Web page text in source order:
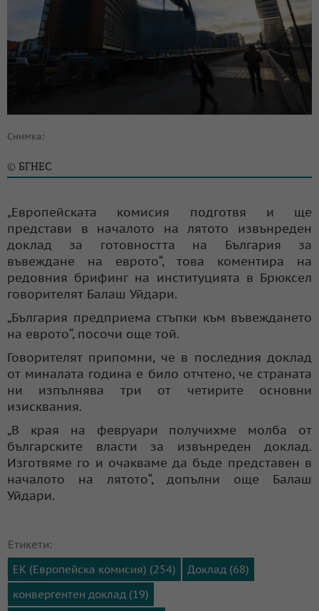
Снимка:
© БГНЕС
„Европейската комисия подготвя и ще
представи в началото на лятото извънреден
доклад за готовността на България за
въвеждане на еврото“, това коментира на
редовния брифинг на институцията в Брюксел
говорителят Балаш Уйдари.
„България предприема стъпки към въвеждането
на еврото“, посочи още той.
Говорителят припомни, че в последния доклад
от миналата година е било отчтено, че страната
ни изпълнява три от четирите основни
изисквания.
„В края на февруари получихме молба от
българските власти за извънреден доклад.
Изготвяме го и очакваме да бъде представен в
началото на лятото“, допълни още Балаш
Уйдари.
Етикети:
ЕК (Европейска комисия) (254)
Доклад (68)
конвергентен доклад (19)